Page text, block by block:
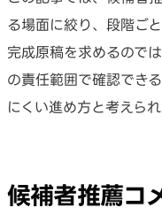
る場面に絞り、段階ご
完成原稿を求めるので
の責任範囲で確認でき
にくい進め方と考えられ
候補者推薦コ